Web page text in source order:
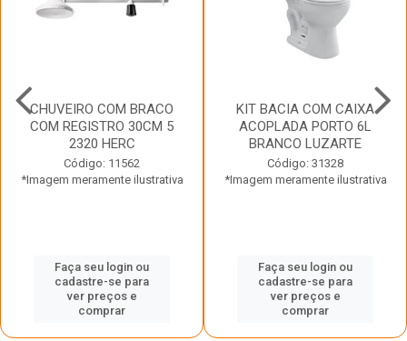
CHUVEIRO COM BRACO
COM REGISTRO 30CM 5
2320 HERC
Código: 11562
*Imagem meramente ilustrativa
Faça seu login ou
cadastre-se para
ver preços e
comprar
KIT BACIA COM CAIXA
ACOPLADA PORTO 6L
BRANCO LUZARTE
Código: 31328
*Imagem meramente ilustrativa
Faça seu login ou
cadastre-se para
ver preços e
comprar